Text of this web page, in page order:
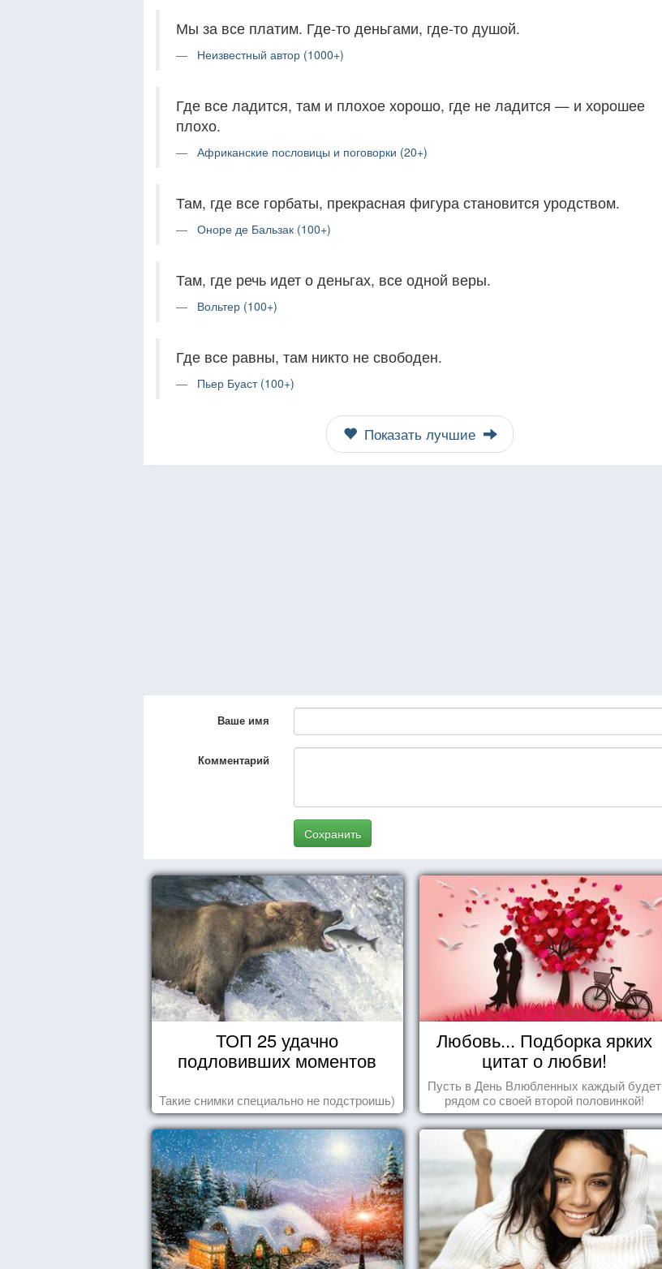
Мы за все платим. Где-то деньгами, где-то душой.
Неизвестный автор (1000+)
Где все ладится, там и плохое хорошо, где не ладится — и хорошее
плохо.
Африканские пословицы и поговорки (20+)
Там, где все горбаты, прекрасная фигура становится уродством.
Оноре де Бальзак (100+)
Там, где речь идет о деньгах, все одной веры.
Вольтер (100+)
Где все равны, там никто не свободен.
Пьер Буаст (100+)
Показать лучшие
Ваше имя
Комментарий
Сохранить
ТОП 25 удачно
подловивших моментов
Такие снимки специально не подстроишь)
Любовь... Подборка ярких
цитат о любви!
Пусть в День Влюбленных каждый будет
рядом со своей второй половинкой!